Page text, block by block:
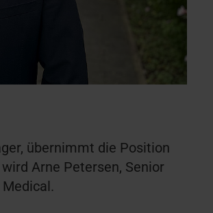
übernimmt die Position
Arne Petersen, Senior